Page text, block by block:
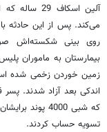
آلین
می‌کند. پس از این حادثه
روی بینی شکسته‌اش
بیمارستان به ماموران
زمین خوردن زخمی شده
اندکی بعد آزاد شدند.
که شبی 4000
تسویه حساب کردند.